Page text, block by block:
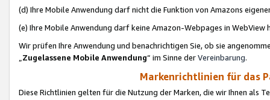
(d) Ihre Mobile Anwendung darf nicht die Funktion von Amazons
(e) Ihre Mobile Anwendung darf keine Amazon-Webpages in WebView
Wir prüfen Ihre Anwendung und benachrichtigen Sie, ob sie
„Zugelassene Mobile Anwendung“ im Sinne derVereinbarung.
Markenrichtlinien für das
Diese Richtlinien gelten für die Nutzung der Marken, die wir Ihnen als